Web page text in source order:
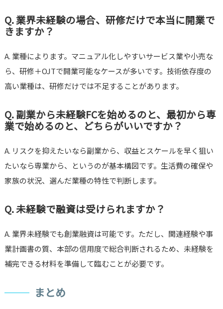
Q. 業界未経験の場合、研修だけで本当に開業で
きますか？
A. 業種によります。マニュアル化しやすいサービス業や小売な
ら、研修＋OJTで開業可能なケースが多いです。技術依存度の
高い業種は、研修だけでは不足することがあります。
Q. 副業から未経験FCを始めるのと、最初から専
業で始めるのと、どちらがいいですか？
A. リスクを抑えたいなら副業から、収益とスケールを早く狙い
たいなら専業から、というのが基本構図です。生活費の確保や
家族の状況、選んだ業種の特性で判断します。
Q. 未経験で融資は受けられますか？
A. 業界未経験でも創業融資は可能です。ただし、関連経験や事
業計画書の質、本部の信用度で総合判断されるため、未経験を
補完できる材料を準備して臨むことが必要です。
まとめ